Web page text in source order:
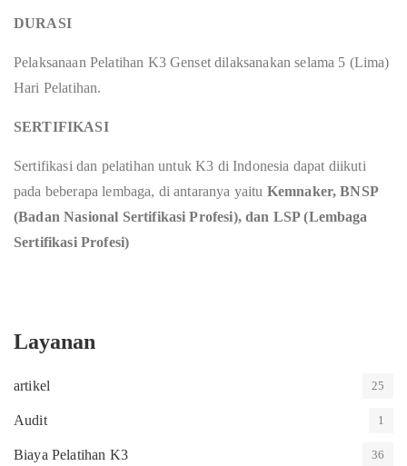
DURASI
Pelaksanaan Pelatihan K3 Genset dilaksanakan selama 5 (Lima)
Hari Pelatihan.
SERTIFIKASI
Sertifikasi dan pelatihan untuk K3 di Indonesia dapat diikuti
pada beberapa lembaga, di antaranya yaitu Kemnaker, BNSP
(Badan Nasional Sertifikasi Profesi), dan LSP (Lembaga
Sertifikasi Profesi)
Layanan
artikel 25
Audit 1
Biaya Pelatihan K3 36